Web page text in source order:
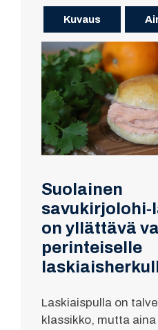
Kuvaus
Suolainen
on yllättävä
perinteiselle
Laskiaispulla on
klassikko, mutta